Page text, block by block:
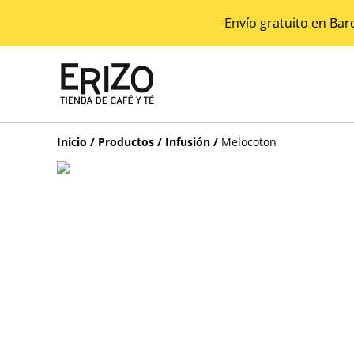
Envío gratuito en
Inicio / Productos / Infusión / Melocoton